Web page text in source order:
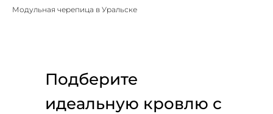
Модульная черепица в Уральске
Подберите
идеальную кровлю с